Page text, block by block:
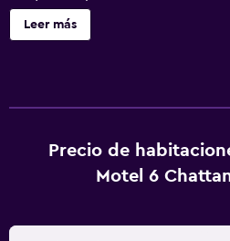
alojamientos con acceso por
televisión por cable. Los baños
Leer más
Precio de
Motel 6